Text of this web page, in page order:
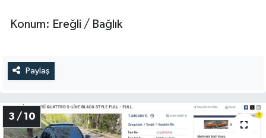
Konum: Ereğli / Bağlık
Paylaş
3 / 10